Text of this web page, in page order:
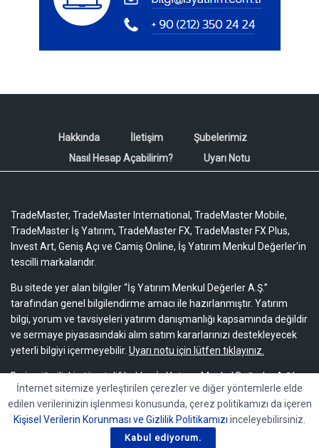
Hakkında İletişim
Şubelerimiz
Nasıl Hesap Açabilirim?
Uyarı Notu
TradeMaster, TradeMaster International, TradeMaster Mobile,
TradeMaster İş Yatırım, TradeMaster FX, TradeMaster FX Plus,
Invest Art, Geniş Açı ve Camiş Online, İş Yatırım Menkul Değerler'in
tescilli markalarıdır.
Bu sitede yer alan bilgiler “İş Yatırım Menkul Değerler A.Ş.”
tarafından genel bilgilendirme amacı ile hazırlanmıştır. Yatırım
bilgi, yorum ve tavsiyeleri yatırım danışmanlığı kapsamında değildir
ve sermaye piyasasındaki alım satım kararlarınızı destekleyecek
yeterli bilgiyi içermeyebilir. Uyarı notu için lütfen tıklayınız.
Bu içeriğe ilişkin tüm telif hakları İş Yatırım Menkul Değerler A.Ş.’ye
aittir. Bu içerik, açık iznimiz olmaksızın başkaları tarafından
herhangi bir amaçla, kısmen veya tamamen çoğaltılamaz,
dağıtılamaz, yayımlanamaz veya değiştirilemez.
İnternet sitemize yerleştirilen çerezler ve diğer yöntemlerle elde
edilen verilerinizin işlenmesi konusunda, çerez politikamızı da içeren
Kişisel Verilerin Korunması ve Gizlilik Politikamızı inceleyebilirsiniz.
Kabul ediyorum.